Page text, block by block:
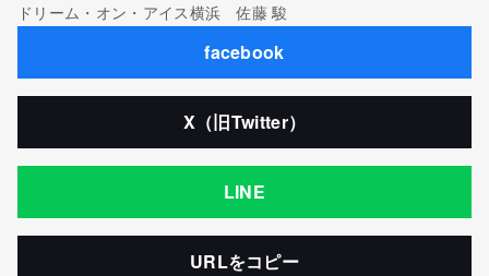
ドリーム・オン・アイス横浜 佐藤 駿
facebook
X（旧Twitter）
LINE
URLをコピー